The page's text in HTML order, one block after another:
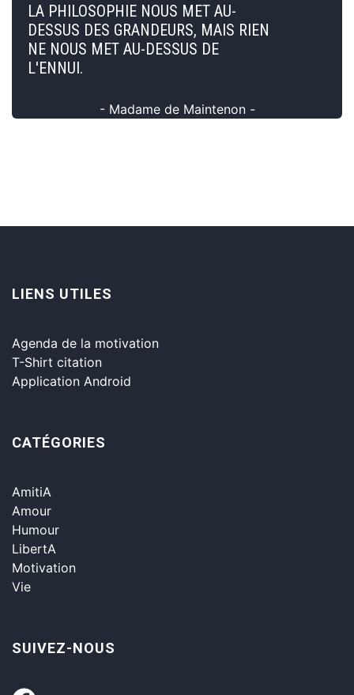
LA PHILOSOPHIE NOUS MET AU-
DESSUS DES GRANDEURS, MAIS RIEN
NE NOUS MET AU-DESSUS DE
L'ENNUI.
- Madame de Maintenon -
LIENS UTILES
Agenda de la motivation
T-Shirt citation
Application Android
CATÉGORIES
AmitiA
Amour
Humour
LibertA
Motivation
Vie
SUIVEZ-NOUS